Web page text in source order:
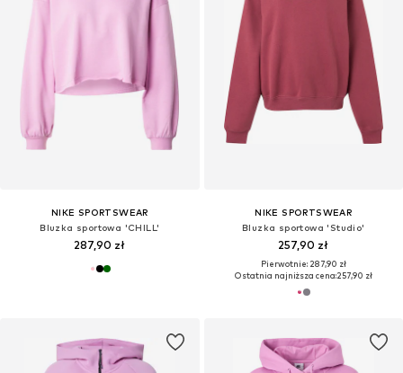
NIKE SPORTSWEAR
Bluzka sportowa 'CHILL'
287,90 zł
NIKE SPORTSWEAR
Bluzka sportowa 'Studio'
257,90 zł
Pierwotnie: 287,90 zł
Ostatnia najniższa cena:257,90 zł